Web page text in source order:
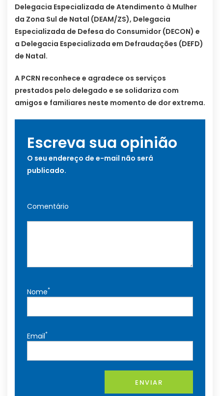
Delegacia Especializada de Atendimento à Mulher
da Zona Sul de Natal (DEAM/ZS), Delegacia
Especializada de Defesa do Consumidor (DECON) e
a Delegacia Especializada em Defraudações (DEFD)
de Natal.
A PCRN reconhece e agradece os serviços
prestados pelo delegado e se solidariza com
amigos e familiares neste momento de dor extrema.
Escreva sua opinião
O seu endereço de e-mail não será
publicado.
Comentário
Nome*
Email*
ENVIAR